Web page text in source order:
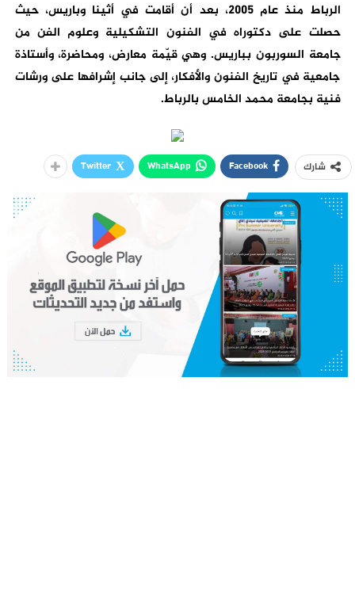
الرباط منذ عام 2005، بعد أن أقامت في أثينا وباريس، حيث
حصلت على دكتوراه في الفنون التشكيلية وعلوم الفن من
جامعة السوربون بباريس. وهي قيّمة معارض، ومحاضرة، وأستاذة
جامعية في تاريخ الفنون والأفكار، إلى جانب إشرافها على ورشات
فنية بجامعة محمد الخامس بالرباط.
شارك Facebook
WhatsApp
Twitter